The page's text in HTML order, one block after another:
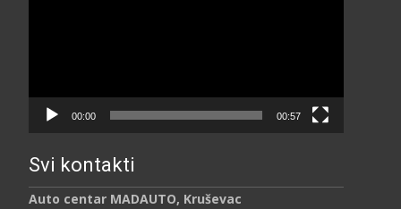
00:00 00:57
Svi kontakti
Auto centar MADAUTO, Kruševac